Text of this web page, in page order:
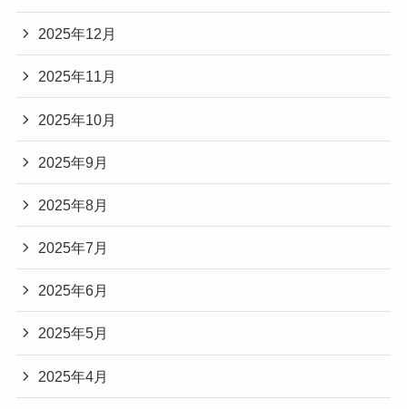
2025年12月
2025年11月
2025年10月
2025年9月
2025年8月
2025年7月
2025年6月
2025年5月
2025年4月